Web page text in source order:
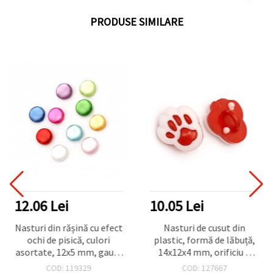
PRODUSE SIMILARE
12.06 Lei
Nasturi din rășină cu efect
ochi de pisică, culori
asortate, 12x5 mm, gaură
1 mm - 20 bucăți
COD: 119329
10.05 Lei
Nasturi de cusut din
plastic, formă de lăbuță,
14x12x4 mm, orificiu 4
mm, alb și roșu – set 20
COD: 127667